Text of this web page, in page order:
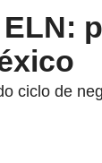
ciclo de